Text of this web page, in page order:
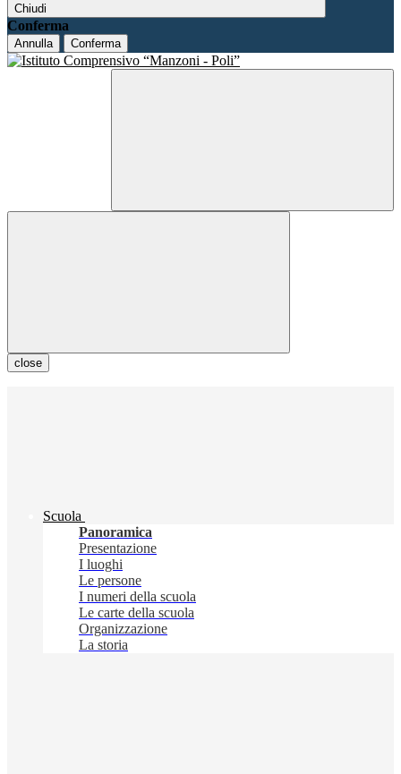
Chiudi
Conferma
Annulla Conferma
close
Scuola
Panoramica
Presentazione
I luoghi
Le persone
I numeri della scuola
Le carte della scuola
Organizzazione
La storia